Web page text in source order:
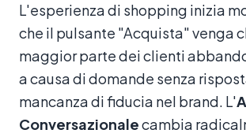
L'esperienza di shopping inizia
che il pulsante "Acquista" venga
maggior parte dei clienti
a causa di domande senza
mancanza di fiducia nel brand. L'
Conversazionalecambia